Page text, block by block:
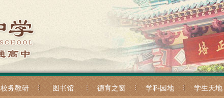
校务教研 图书馆 德育之窗 学科园地 学生天地